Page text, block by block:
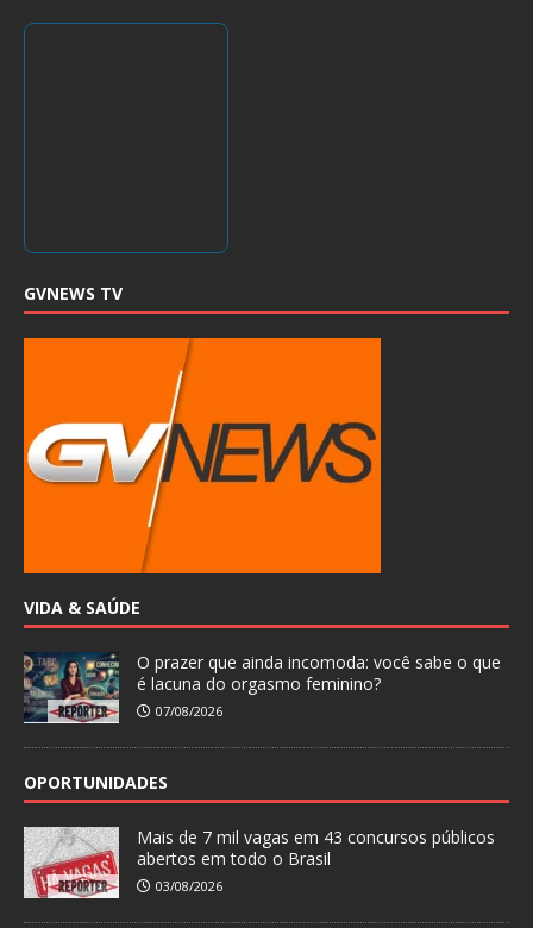
GVNEWS TV
VIDA & SAÚDE
O prazer que ainda incomoda: você sabe o que
é lacuna do orgasmo feminino?
07/08/2026
OPORTUNIDADES
Mais de 7 mil vagas em 43 concursos públicos
abertos em todo o Brasil
03/08/2026